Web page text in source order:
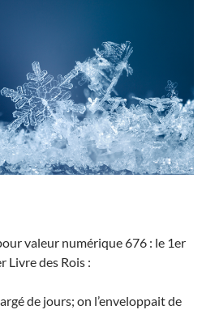
valeur numérique 676 : le 1er
Livre des Rois :
de jours; on l’enveloppait de